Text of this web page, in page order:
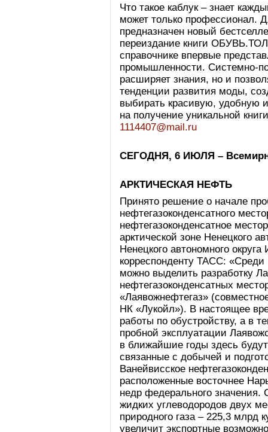
Что такое каблук – знает
может только профессионал.
предназначен новый
переиздание книги
справочнике впервые
промышленности. Системно-
расширяет знания, но и
тенденции развития моды,
выбирать красивую, удобную
на получение уникальной
1114407@mail.ru
СЕГОДНЯ, 6 ИЮЛЯ –
АРКТИЧЕСКАЯ НЕФТЬ
Принято решение о начале
нефтегазоконденсатного
нефтегазоконденсатное
арктической зоне Ненецкого
Ненецкого автономного
корреспонденту ТАСС:
можно выделить разработку
нефтегазоконденсатных
«Лаявожнефтегаз»
НК «Лукойл»). В настоящее
работы по обустройству, а в
пробной эксплуатации
в ближайшие годы здесь
связанные с добычей и
Ванейвисское
расположенные восточнее
недр федерального
жидких углеводородов двух
природного газа – 225,3 млрд
увеличит экспортные